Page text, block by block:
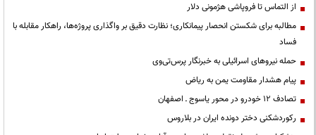
از التماس تا فروپاشی هژمونی دلار
مطالبه برای شکستن انحصار پیمانکاری؛ نظارت دقیق بر واگذاری پروژه‌ها، راهکار مقابله با
فساد
حمله نیروهای اسرائیلی به خبرنگار پرس‌تی‌وی
پیام هشدار مقاومت یمن به ریاض
تصادف ۱۲ خودرو در محور یاسوج ـ اصفهان
رکوردشکنی دختر دونده ایران در بلاروس